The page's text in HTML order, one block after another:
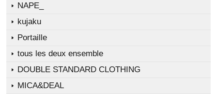
NAPE_
kujaku
Portaille
tous les deux ensemble
DOUBLE STANDARD CLOTHING
MICA&DEAL